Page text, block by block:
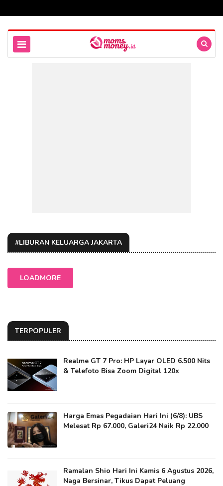
#LIBURAN KELUARGA JAKARTA
LOADMORE
TERPOPULER
Realme GT 7 Pro: HP Layar OLED 6.500 Nits
& Telefoto Bisa Zoom Digital 120x
Harga Emas Pegadaian Hari Ini (6/8): UBS
Melesat Rp 67.000, Galeri24 Naik Rp 22.000
Ramalan Shio Hari Ini Kamis 6 Agustus 2026,
Naga Bersinar, Tikus Dapat Peluang